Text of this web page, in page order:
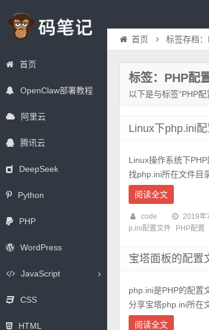
首页
OpenClaw部署教程
阿里云
腾讯云
DeepSeek
Python
PHP
WordPress
JavaScript
CSS
HTML
首页 标签存档
标签：PHP配
以下是与标签“PHP
Linux下php.ini
Linux操作系统下
找php.ini所在文件目
阅读全文
code 2019年
p.ini配置文件
PHP配置
宝塔面板的配置
php.ini是PHP的配置
分享宝塔php.ini所在
阅读全文